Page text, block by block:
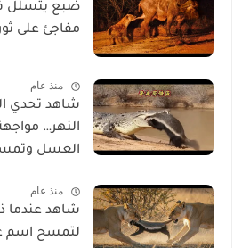
ضبع يتسلل
مفاجئ على
منذ عام
شاهد تحدي
النهر…
العسل
منذ عام
شاهد عندما
لتمسح اسم